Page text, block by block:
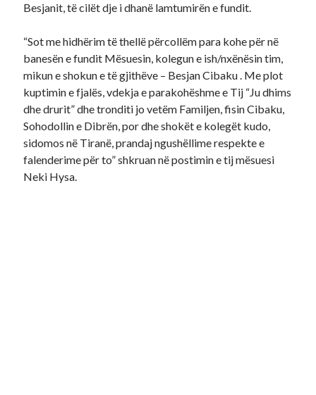
Besjanit, të cilët dje i dhanë lamtumirën e fundit.
“Sot me hidhërim të thellë përcollëm para kohe për në
banesën e fundit Mësuesin, kolegun e ish/nxënësin tim,
mikun e shokun e të gjithëve – Besjan Cibaku . Me plot
kuptimin e fjalës, vdekja e parakohëshme e Tij “Ju dhims
dhe drurit” dhe tronditi jo vetëm Familjen, fisin Cibaku,
Sohodollin e Dibrën, por dhe shokët e kolegët kudo,
sidomos në Tiranë, prandaj ngushëllime respekte e
falenderime për to” shkruan në postimin e tij mësuesi
Neki Hysa.